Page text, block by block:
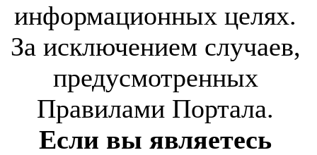
информационных целях.
За исключением случаев,
предусмотренных
Правилами Портала.
Если вы являетесь